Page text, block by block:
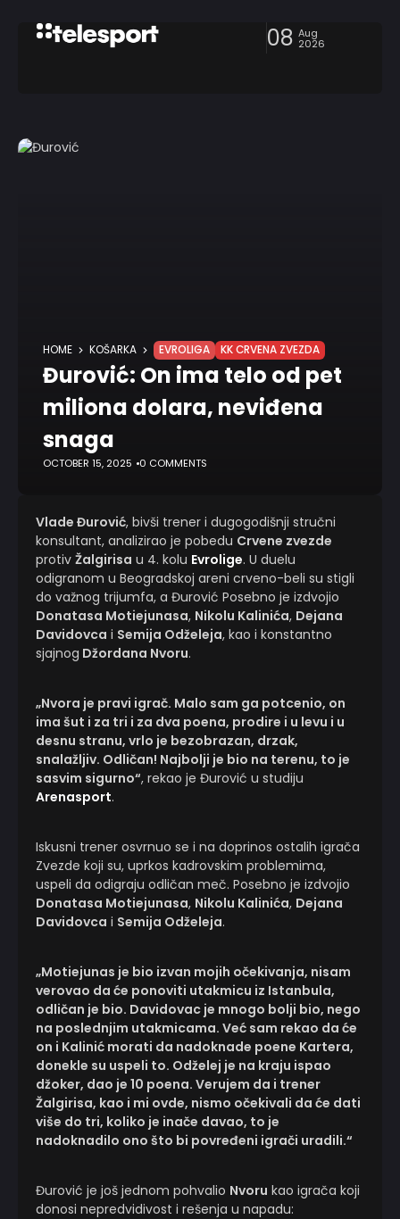
08 Aug
2026
HOME KOŠARKA EVROLIGA KK CRVENA ZVEZDA
Đurović: On ima telo od pet
miliona dolara, neviđena
snaga
OCTOBER 15, 2025 0 COMMENTS
Vlade Đurović, bivši trener i dugogodišnji stručni
konsultant, analizirao je pobedu Crvene zvezde
protiv Žalgirisa u 4. kolu Evrolige. U duelu
odigranom u Beogradskoj areni crveno-beli su stigli
do važnog trijumfa, a Đurović Posebno je izdvojio
Donatasa Motiejunasa, Nikolu Kalinića, Dejana
Davidovca i Semija Odželeja, kao i konstantno
sjajnog Džordana Nvoru.
„Nvora je pravi igrač. Malo sam ga potcenio, on
ima šut i za tri i za dva poena, prodire i u levu i u
desnu stranu, vrlo je bezobrazan, drzak,
snalažljiv. Odličan! Najbolji je bio na terenu, to je
sasvim sigurno“, rekao je Đurović u studiju
Arenasport.
Iskusni trener osvrnuo se i na doprinos ostalih igrača
Zvezde koji su, uprkos kadrovskim problemima,
uspeli da odigraju odličan meč. Posebno je izdvojio
Donatasa Motiejunasa, Nikolu Kalinića, Dejana
Davidovca i Semija Odželeja.
„Motiejunas je bio izvan mojih očekivanja, nisam
verovao da će ponoviti utakmicu iz Istanbula,
odličan je bio. Davidovac je mnogo bolji bio, nego
na poslednjim utakmicama. Već sam rekao da će
on i Kalinić morati da nadoknade poene Kartera,
donekle su uspeli to. Odželej je na kraju ispao
džoker, dao je 10 poena. Verujem da i trener
Žalgirisa, kao i mi ovde, nismo očekivali da će dati
više do tri, koliko je inače davao, to je
nadoknadilo ono što bi povređeni igrači uradili.“
Đurović je još jednom pohvalio Nvoru kao igrača koji
donosi nepredvidivost i rešenja u napadu: